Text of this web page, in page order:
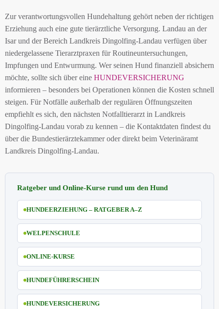
Zur verantwortungsvollen Hundehaltung gehört neben der richtigen
Erziehung auch eine gute tierärztliche Versorgung. Landau an der
Isar und der Bereich Landkreis Dingolfing-Landau verfügen über
niedergelassene Tierarztpraxen für Routineuntersuchungen,
Impfungen und Entwurmung. Wer seinen Hund finanziell absichern
möchte, sollte sich über eine HUNDEVERSICHERUNG
informieren – besonders bei Operationen können die Kosten schnell
steigen. Für Notfälle außerhalb der regulären Öffnungszeiten
empfiehlt es sich, den nächsten Notfalltierarzt in Landkreis
Dingolfing-Landau vorab zu kennen – die Kontaktdaten findest du
über die Bundestierärztekammer oder direkt beim Veterinäramt
Landkreis Dingolfing-Landau.
Ratgeber und Online-Kurse rund um den Hund
HUNDEERZIEHUNG – RATGEBER A–Z
WELPENSCHULE
ONLINE-KURSE
HUNDEFÜHRERSCHEIN
HUNDEVERSICHERUNG